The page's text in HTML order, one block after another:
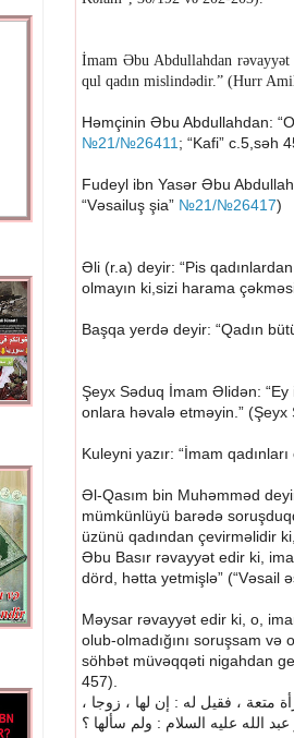
İmam Əbu Abdullahdan rəvayyət
qul qadın mislindədir.” (Hurr
Həmçinin Əbu Abdullahdan:
№21/№26411; “Kafi” c.5,səh
Fudeyl ibn Yasər Əbu
“Vəsailuş şia” №21/№26417)
Əli (r.a) deyir: “Pis
olmayın ki,sizi harama
Başqa yerdə deyir: “Qadın
Şeyx Səduq İmam Əlidən: “Ey
onlara həvalə etməyin.”
Kuleyni yazır: “İmam
Əl-Qasım bin Muhəmməd
mümkünlüyü barədə
üzünü qadından çevirməlidir
Əbu Basır rəvayyət edir ki,
dörd, hətta yetmişlə” (“Vəsail
Məysar rəvayyət edir ki, o,
olub-olmadığını soruşsam
söhbət müvəqqəti nigahdan
457).
متعة ، فقيل له : إن لها ، زوجا ،
عبد الله عليه السلام : ولم سألها ؟